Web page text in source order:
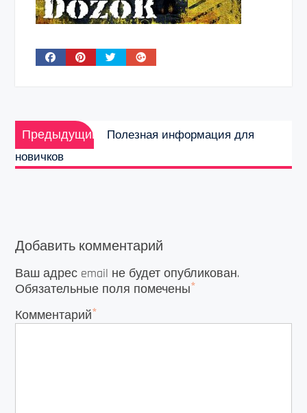
Навигация
по
записям
Предыдущий
Предыдущая
запись:
Полезная информация для
новичков
Добавить комментарий
Ваш адрес email не будет опубликован.
Обязательные поля помечены*
Комментарий*